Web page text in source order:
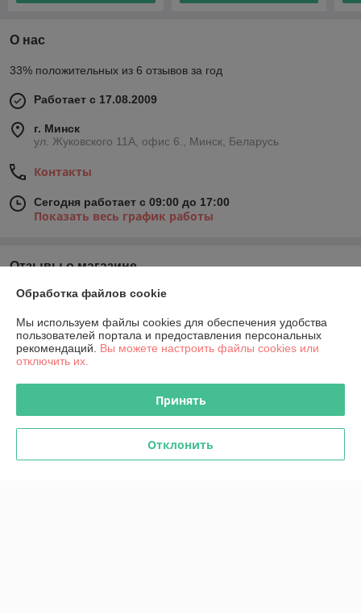
О нас
33% положительных из 6 отзывов за год
Работает с 17.08.2009
г. Минск
ул. Жуковского 11А, офис 6., Минск, Беларусь
Контакты
Сегодня работает с 09:00 до 17:00
Показать весь график работы
Отзывы о магазине
У компании пока нет отзывов, добавьте первый
О нас
Контакты
Доставка и оплата
График работы
Обработка файлов cookie
Мы используем файлы cookies для обеспечения удобства
пользователей портала и предоставления персональных
рекомендаций. Вы можете настроить файлы cookies или
отключить их.
Принять
Отклонить